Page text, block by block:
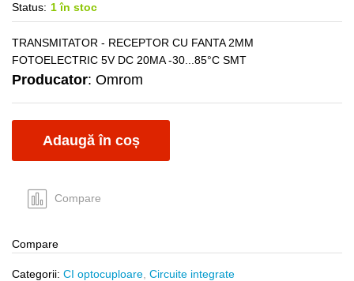
Status: 1 în stoc
TRANSMITATOR - RECEPTOR CU FANTA 2MM
FOTOELECTRIC 5V DC 20MA -30...85°C SMT
Producator: Omrom
Adaugă în coș
Compare
Compare
Categorii: CI optocuploare Circuite integrate